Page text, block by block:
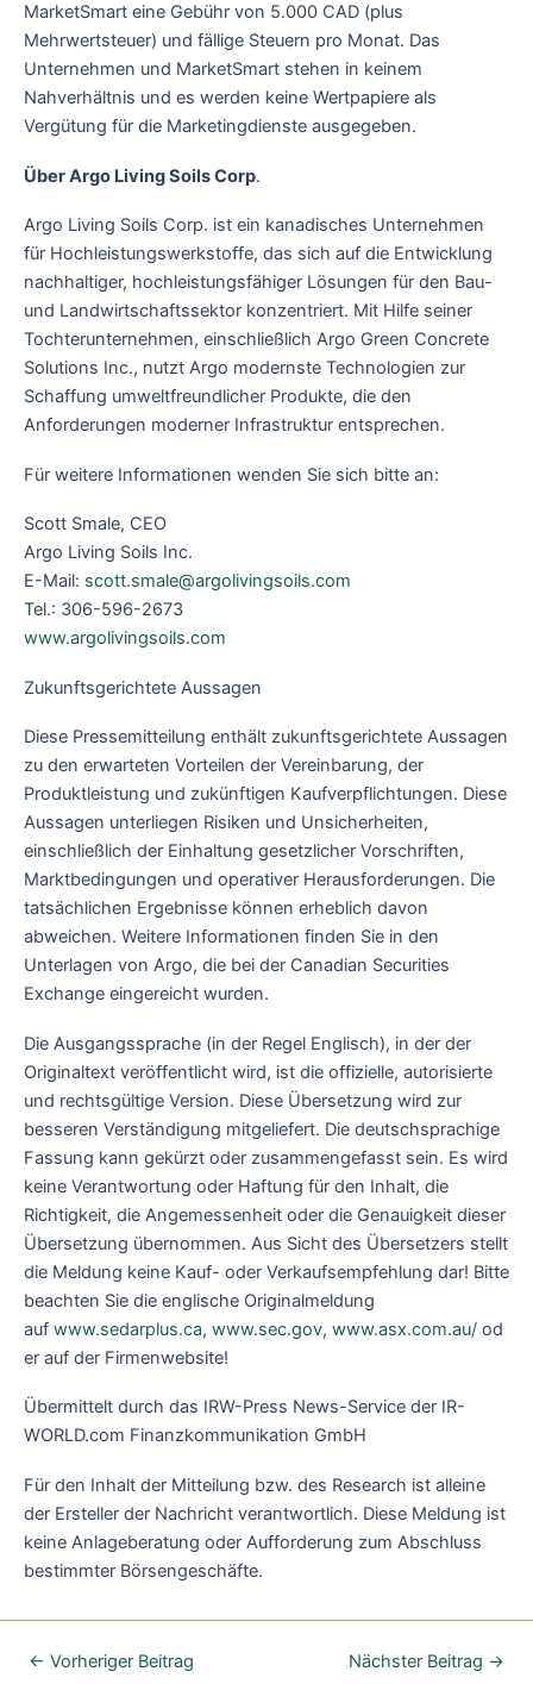
MarketSmart eine Gebühr von 5.000 CAD (plus
Mehrwertsteuer) und fällige Steuern pro Monat. Das
Unternehmen und MarketSmart stehen in keinem
Nahverhältnis und es werden keine Wertpapiere als
Vergütung für die Marketingdienste ausgegeben.
Über Argo Living Soils Corp.
Argo Living Soils Corp. ist ein kanadisches Unternehmen
für Hochleistungswerkstoffe, das sich auf die Entwicklung
nachhaltiger, hochleistungsfähiger Lösungen für den Bau-
und Landwirtschaftssektor konzentriert. Mit Hilfe seiner
Tochterunternehmen, einschließlich Argo Green Concrete
Solutions Inc., nutzt Argo modernste Technologien zur
Schaffung umweltfreundlicher Produkte, die den
Anforderungen moderner Infrastruktur entsprechen.
Für weitere Informationen wenden Sie sich bitte an:
Scott Smale, CEO
Argo Living Soils Inc.
E-Mail: scott.smale@argolivingsoils.com
Tel.: 306-596-2673
www.argolivingsoils.com
Zukunftsgerichtete Aussagen
Diese Pressemitteilung enthält zukunftsgerichtete Aussagen
zu den erwarteten Vorteilen der Vereinbarung, der
Produktleistung und zukünftigen Kaufverpflichtungen. Diese
Aussagen unterliegen Risiken und Unsicherheiten,
einschließlich der Einhaltung gesetzlicher Vorschriften,
Marktbedingungen und operativer Herausforderungen. Die
tatsächlichen Ergebnisse können erheblich davon
abweichen. Weitere Informationen finden Sie in den
Unterlagen von Argo, die bei der Canadian Securities
Exchange eingereicht wurden.
Die Ausgangssprache (in der Regel Englisch), in der der
Originaltext veröffentlicht wird, ist die offizielle, autorisierte
und rechtsgültige Version. Diese Übersetzung wird zur
besseren Verständigung mitgeliefert. Die deutschsprachige
Fassung kann gekürzt oder zusammengefasst sein. Es wird
keine Verantwortung oder Haftung für den Inhalt, die
Richtigkeit, die Angemessenheit oder die Genauigkeit dieser
Übersetzung übernommen. Aus Sicht des Übersetzers stellt
die Meldung keine Kauf- oder Verkaufsempfehlung dar! Bitte
beachten Sie die englische Originalmeldung
auf www.sedarplus.ca, www.sec.gov, www.asx.com.au/ od
er auf der Firmenwebsite!
Übermittelt durch das IRW-Press News-Service der IR-
WORLD.com Finanzkommunikation GmbH
Für den Inhalt der Mitteilung bzw. des Research ist alleine
der Ersteller der Nachricht verantwortlich. Diese Meldung ist
keine Anlageberatung oder Aufforderung zum Abschluss
bestimmter Börsengeschäfte.
← Vorheriger Beitrag Nächster Beitrag →